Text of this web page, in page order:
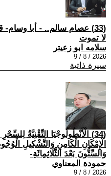
(33) عصام سالم.. - أبا وسام-
لا تموت
سلامه ابو زعيتر
2026 / 8 / 9
سيرة ذاتية
(34) الْأَنْطُولُوجْيَا التِّقْنِيَّةُ
الْإِمْكَانِ الْكَامِنِ وَالتَّشْكِيلِ
وَالسِّتُّونَ بَعْدَ الثَّلَاثِمِائَةِ-
حمودة المعناوي
2026 / 8 / 9